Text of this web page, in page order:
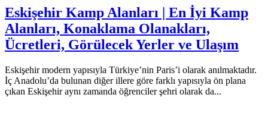
Eskişehir Kamp Alanları | En İyi Kamp
Alanları, Konaklama Olanakları,
Ücretleri, Görülecek Yerler ve Ulaşım
Eskişehir modern yapısıyla Türkiye’nin Paris’i olarak anılmaktadır.
İç Anadolu’da bulunan diğer illere göre farklı yapısıyla ön plana
çıkan Eskişehir aynı zamanda öğrenciler şehri olarak da...